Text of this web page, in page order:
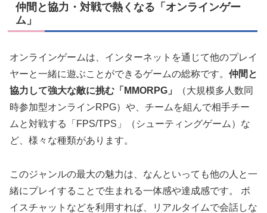
仲間と協力・対戦で熱くなる「オンラインゲー
ム」
オンラインゲームは、インターネットを通じて他のプレイ
ヤーと一緒に遊ぶことができるゲームの総称です。 仲間と
協力して強大な敵に挑む「MMORPG」
（大規模多人数同
時参加型オンラインRPG）や、チームを組んで相手チー
ムと対戦する「FPS/TPS」（シューティングゲーム）な
ど、様々な種類があります。
このジャンルの最大の魅力は、なんといっても他の人と一
緒にプレイすることで生まれる一体感や達成感です。 ボ
イスチャットなどを利用すれば、リアルタイムで会話しな